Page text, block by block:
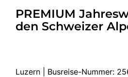
Highlights
Service
PREMIUM
den Schweizer
Luzern | Busreise-Nummer: